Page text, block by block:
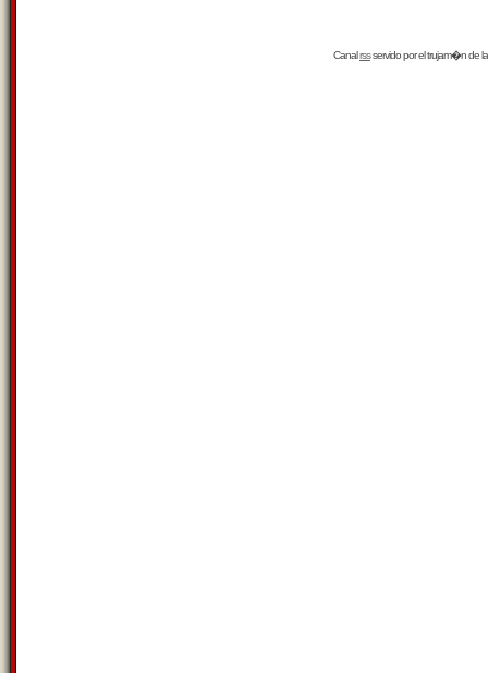
Canalrssservido por eltrujam�nde